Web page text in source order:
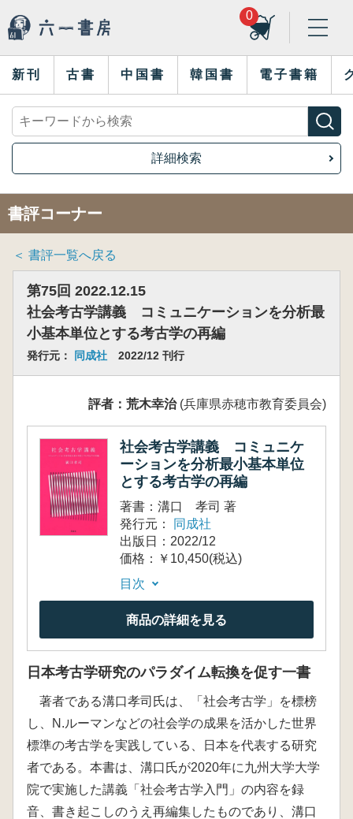
0
新刊 古書 中国書 韓国書 電子書籍
詳細検索
書評コーナー
＜ 書評一覧へ戻る
第75回 2022.12.15
社会考古学講義 コミュニケーションを分析最
小基本単位とする考古学の再編
発行元： 同成社 2022/12 刊行
評者：荒木幸治(兵庫県赤穂市教育委員会)
社会考古学講義 コミュニケ
ーションを分析最小基本単位
とする考古学の再編
著書：溝口 孝司 著
発行元：
同成社
出版日：2022/12
価格：￥10,450(税込)
目次
商品の詳細を見る
日本考古学研究のパラダイム転換を促す一書
著者である溝口孝司氏は、「社会考古学」を標榜
し、N.ルーマンなどの社会学の成果を活かした世界
標準の考古学を実践している、日本を代表する研究
者である。本書は、溝口氏が2020年に九州大学大学
院で実施した講義「社会考古学入門」の内容を録
音、書き起こしのうえ再編集したものであり、溝口